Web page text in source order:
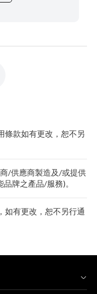
條款如有更改，恕不另
/供應商製造及/或提供
牌之產品/服務)。
如有更改，恕不另行通